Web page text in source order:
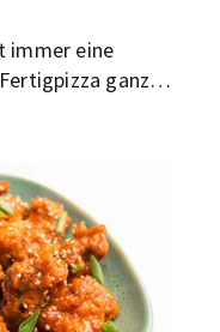
immer eine
ganz